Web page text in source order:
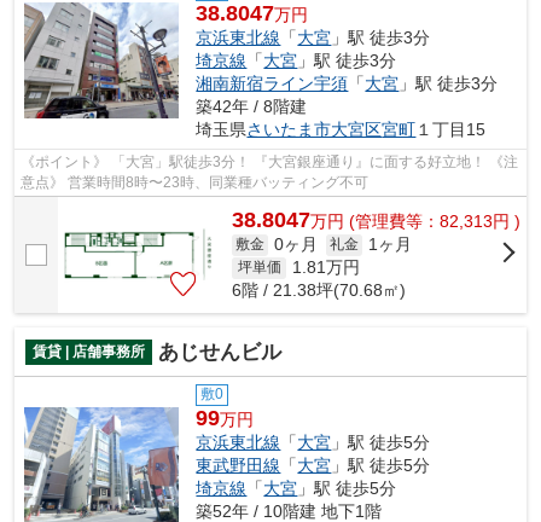
38.8047万円
京浜東北線 「大宮 」駅 徒歩3分
埼京線 「大宮 」駅 徒歩3分
湘南新宿ライン宇須 「大宮 」駅 徒歩3分
築42年 / 8階建
埼玉県さいたま市大宮区宮町 １丁目15
《ポイント》 「大宮」駅徒歩3分！ 『大宮銀座通り』に面する好立地！ 《注
意点》 営業時間8時〜23時、同業種バッティング不可
38.8047万円 (管理費等：82,313円 )
敷金 0ヶ月 礼金 1ヶ月
坪単価 1.81万円
6階 / 21.38坪(70.68㎡)
賃貸 | 店舗事務所 あじせんビル
敷0
99万円
京浜東北線 「大宮 」駅 徒歩5分
東武野田線 「大宮 」駅 徒歩5分
埼京線 「大宮 」駅 徒歩5分
築52年 / 10階建 地下1階